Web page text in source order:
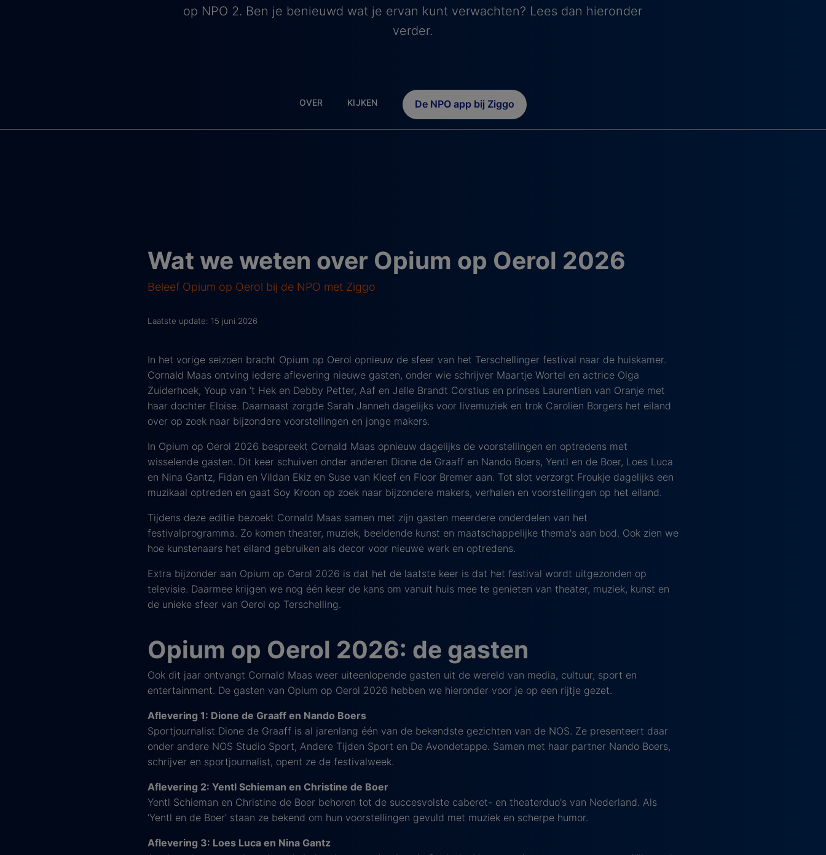
op NPO 2. Ben je benieuwd wat je ervan kunt verwachten? Lees dan hieronder
verder.
OVER KIJKEN De NPO app bij Ziggo
Wat we weten over Opium op Oerol 2026
Beleef Opium op Oerol bij de NPO met Ziggo
Laatste update: 15 juni 2026
In het vorige seizoen bracht Opium op Oerol opnieuw de sfeer van het Terschellinger festival naar de huiskamer.
Cornald Maas ontving iedere aflevering nieuwe gasten, onder wie schrijver Maartje Wortel en actrice Olga
Zuiderhoek, Youp van ’t Hek en Debby Petter, Aaf en Jelle Brandt Corstius en prinses Laurentien van Oranje met
haar dochter Eloise. Daarnaast zorgde Sarah Janneh dagelijks voor livemuziek en trok Carolien Borgers het eiland
over op zoek naar bijzondere voorstellingen en jonge makers.
In Opium op Oerol 2026 bespreekt Cornald Maas opnieuw dagelijks de voorstellingen en optredens met
wisselende gasten. Dit keer schuiven onder anderen Dione de Graaff en Nando Boers, Yentl en de Boer, Loes Luca
en Nina Gantz, Fidan en Vildan Ekiz en Suse van Kleef en Floor Bremer aan. Tot slot verzorgt Froukje dagelijks een
muzikaal optreden en gaat Soy Kroon op zoek naar bijzondere makers, verhalen en voorstellingen op het eiland.
Tijdens deze editie bezoekt Cornald Maas samen met zijn gasten meerdere onderdelen van het
festivalprogramma. Zo komen theater, muziek, beeldende kunst en maatschappelijke thema's aan bod. Ook zien we
hoe kunstenaars het eiland gebruiken als decor voor nieuwe werk en optredens.
Extra bijzonder aan Opium op Oerol 2026 is dat het de laatste keer is dat het festival wordt uitgezonden op
televisie. Daarmee krijgen we nog één keer de kans om vanuit huis mee te genieten van theater, muziek, kunst en
de unieke sfeer van Oerol op Terschelling.
Opium op Oerol 2026: de gasten
Ook dit jaar ontvangt Cornald Maas weer uiteenlopende gasten uit de wereld van media, cultuur, sport en
entertainment. De gasten van Opium op Oerol 2026 hebben we hieronder voor je op een rijtje gezet.
Aflevering 1: Dione de Graaff en Nando Boers
Sportjournalist Dione de Graaff is al jarenlang één van de bekendste gezichten van de NOS. Ze presenteert daar
onder andere NOS Studio Sport, Andere Tijden Sport en De Avondetappe. Samen met haar partner Nando Boers,
schrijver en sportjournalist, opent ze de festivalweek.
Aflevering 2: Yentl Schieman en Christine de Boer
Yentl Schieman en Christine de Boer behoren tot de succesvolste caberet- en theaterduo's van Nederland. Als
‘Yentl en de Boer’ staan ze bekend om hun voorstellingen gevuld met muziek en scherpe humor.
Aflevering 3: Loes Luca en Nina Gantz